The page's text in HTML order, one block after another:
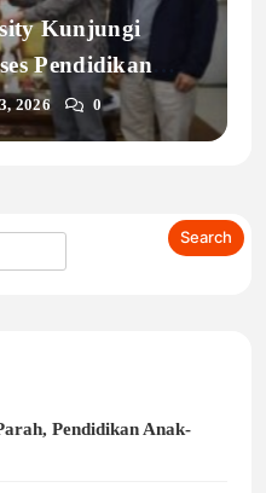
Kunjungi
Pendidikan
2026 0
Pendidikan Anak-